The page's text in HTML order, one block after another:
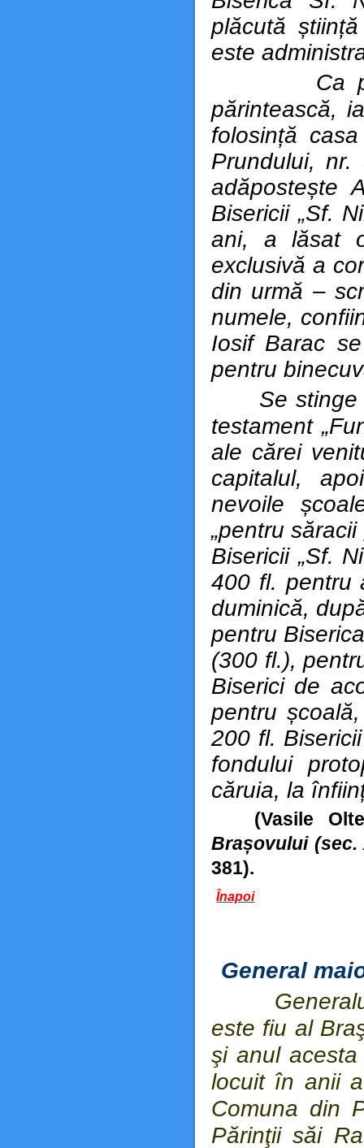
plăcută
este
Ca
părintească,
folosință
Prundului, nr.
adăpostește
Bisericii „Sf.
ani, a lăsat
exclusivă a
din urmă –
numele,
Iosif Barac
pentru
Se stinge
testament
ale cărei
capitalul,
nevoile
„pentru
Bisericii „Sf.
400 fl. pentru
duminică,
pentru
(300 fl.),
Biserici de
pentru
200 fl.
fondului
căruia, la
(Vasile
Brașovului (sec.
381).
Înapoi
General
este fiu al
şi anul
locuit în anii
Comuna din
Părinţii săi